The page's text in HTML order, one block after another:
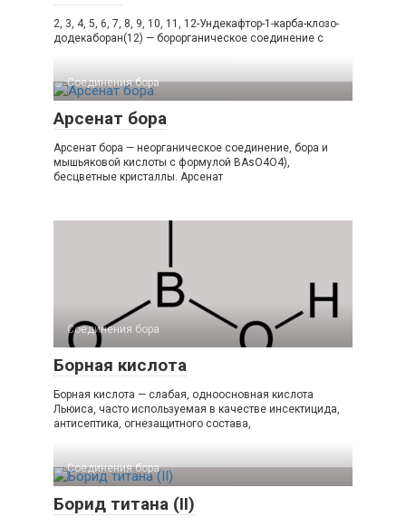
2, 3, 4, 5, 6, 7, 8, 9, 10, 11, 12-Ундекафтор-1-карба-клозо-
додекаборан(12) — борорганическое соединение с
Соединения бора‎
Арсенат бора
Арсенат бора — неорганическое соединение, бора и
мышьяковой кислоты с формулой BAsO4O4),
бесцветные кристаллы. Арсенат
Соединения бора‎
Борная кислота
Борная кислота — слабая, одноосновная кислота
Льюиса, часто используемая в качестве инсектицида,
антисептика, огнезащитного состава,
Соединения бора‎
Борид титана (II)